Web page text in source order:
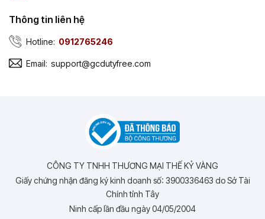
Thông tin liên hệ
Hotline: 0912765246
Email: support@gcdutyfree.com
CÔNG TY TNHH THƯƠNG MẠI THẾ KỶ VÀNG
Giấy chứng nhận đăng ký kinh doanh số: 3900336463 do Sở Tài
Chính tỉnh Tây
Ninh cấp lần đầu ngày 04/05/2004